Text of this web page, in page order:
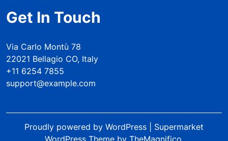
Get In Touch
Via Carlo Montù 78
22021 Bellagio CO, Italy
+11 6254 7855
support@example.com
Proudly powered by WordPress
Supermarket